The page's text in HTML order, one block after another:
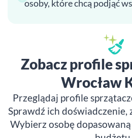
osoby, które chcą podjąć
Zobacz profile
Wrocław
Przeglądaj profile
Sprawdź ich doświadczenie,
Wybierz osobę